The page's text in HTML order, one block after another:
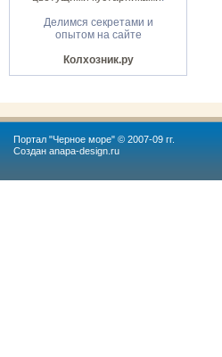
Делимся секретами и
опытом на сайте
Колхозник.ру
Портал "Черное море" © 2007-09 гг.
Создан anapa-design.ru